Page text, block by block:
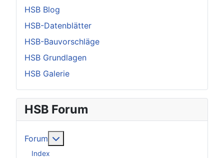
HSB Blog
HSB-Datenblätter
HSB-Bauvorschläge
HSB Grundlagen
HSB Galerie
HSB Forum
Forum
Index